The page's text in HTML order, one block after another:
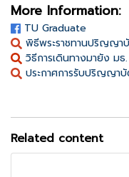
More Information:
TU Graduate
พิธีพระราชทานปริญญา
วิธีการเดินทางมายัง ม
ประกาศการรับปริญญา
Related content